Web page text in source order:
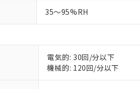
35～95%RH
電気的: 30回/分以下
機械的: 120回/分以下
ご利用条件
本サービス
くものです。
当社制御機
非該当品：ライセ
仕入先様の事情に
*EU RoHS指令（10物質
鉛(Pb) 1000ppm以下、
六価クロム(Cr(Ⅵ))
フタル酸ビス(2-エチル
※1 中国
「○」：最大均質
「×」：最大均質
「－」：未確認で
当社は、こ
う）を輸出
などの必要
記
説明